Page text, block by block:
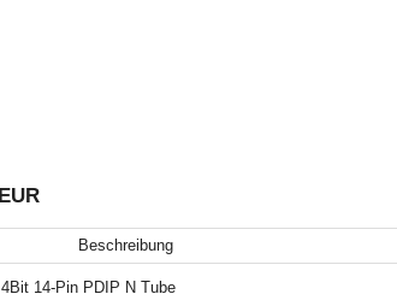
Beschreibung
14-Pin PDIP N Tube